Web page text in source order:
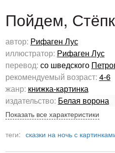
Пойдем,
автор: Рифаген Лус
иллюстратор: Рифаген Лус
перевод: со шведского
рекомендуемый возраст: 4-6
жанр: книжка-картинка
издательство: Белая ворона
Показать все характеристики
теги: сказки на ночь с